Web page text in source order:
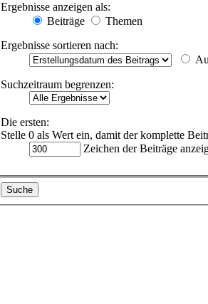
Ergebnisse anzeigen als:
Beiträge
Themen
Ergebnisse sortieren nach:
Suchzeitraum begrenzen:
Die ersten:
Stelle 0 als Wert ein, damit der komplette
Zeichen der Beiträge